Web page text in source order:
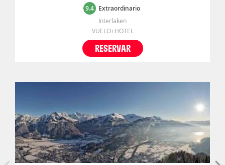
9.4 Extraordinario
Interlaken
VUELO+HOTEL
RESERVAR